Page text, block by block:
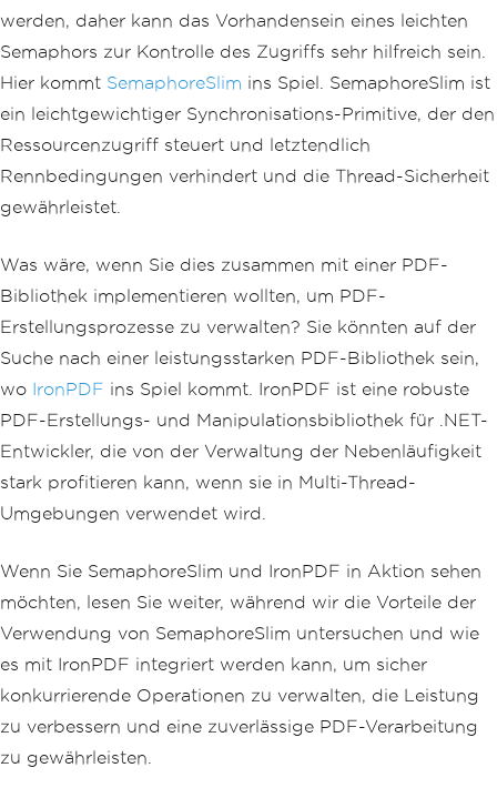
werden, daher kann das Vorhandensein eines leichten
Semaphors zur Kontrolle des Zugriffs sehr hilfreich sein.
Hier kommt SemaphoreSlim ins Spiel. SemaphoreSlim ist
ein leichtgewichtiger Synchronisations-Primitive, der den
Ressourcenzugriff steuert und letztendlich
Rennbedingungen verhindert und die Thread-Sicherheit
gewährleistet.
Was wäre, wenn Sie dies zusammen mit einer PDF-
Bibliothek implementieren wollten, um PDF-
Erstellungsprozesse zu verwalten? Sie könnten auf der
Suche nach einer leistungsstarken PDF-Bibliothek sein,
wo IronPDF ins Spiel kommt. IronPDF ist eine robuste
PDF-Erstellungs- und Manipulationsbibliothek für .NET-
Entwickler, die von der Verwaltung der Nebenläufigkeit
stark profitieren kann, wenn sie in Multi-Thread-
Umgebungen verwendet wird.
Wenn Sie SemaphoreSlim und IronPDF in Aktion sehen
möchten, lesen Sie weiter, während wir die Vorteile der
Verwendung von SemaphoreSlim untersuchen und wie
es mit IronPDF integriert werden kann, um sicher
konkurrierende Operationen zu verwalten, die Leistung
zu verbessern und eine zuverlässige PDF-Verarbeitung
zu gewährleisten.